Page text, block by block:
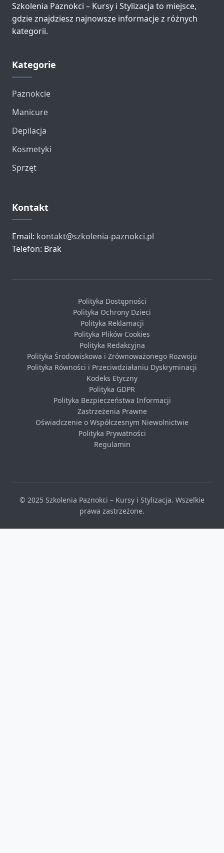
Szkolenia Paznokci – Kursy i Stylizacja to miejsce,
gdzie znajdziesz najnowsze informacje z różnych
kategorii.
Kategorie
Paznokcie
Manicure
Depilacja
Kosmetyki
Sprzęt
Kontakt
Email: kontakt@szkolenia-paznokci.pl
Telefon: Brak
Polityka Dostępności
Polityka Ochrony Dzieci
Polityka Reklamacji
Polityka Plików Cookies
Polityka Redakcyjna
Polityka Środowiskowa i Zrównoważonego Rozwoju
Polityka Równości i Przeciwdziałaniu Dyskryminacji
Kodeks Etyczny
Polityka GDPR
Polityka Bezpieczeństwa Informacji
Zastrzeżenia Prawne
Oświadczenie o Współczesnym Niewolnictwie
Polityka Prywatności
Regulamin
© 2025 Szkolenia Paznokci – Kursy i Stylizacja. Wszelkie
prawa zastrzeżone.